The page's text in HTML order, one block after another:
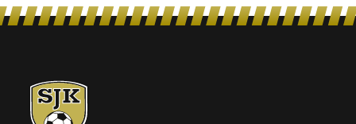
SJK-
juniorit